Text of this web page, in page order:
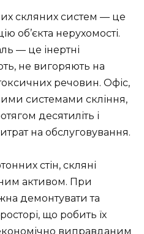
скляних систем — це
об’єкта нерухомості.
— це інертні
не вигоряють на
речовин. Офіс,
системами скління,
десятиліть і
на обслуговування.
стін, скляні
активом. При
демонтувати та
що робить їх
виправданим